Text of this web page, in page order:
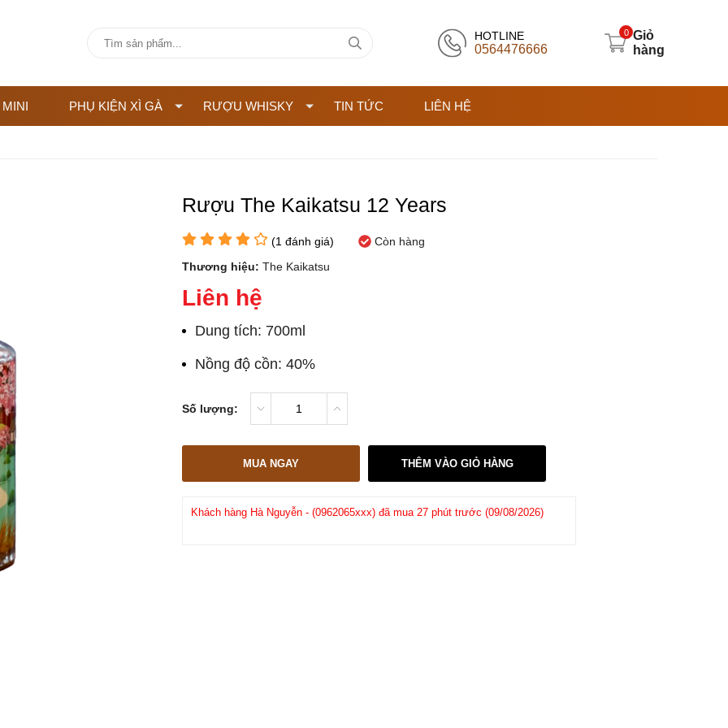
HOTLINE
0564476666
Giỏ
hàng
0
PHỤ KIỆN XÌ GÀ RƯỢU WHISKY TIN TỨC LIÊN HỆ
Rượu The Kaikatsu 12 Years
(1 đánh giá)
Còn hàng
Thương hiệu: The Kaikatsu
Liên hệ
Dung tích: 700ml
Nồng độ cồn: 40%
Số lượng:
MUA NGAY THÊM VÀO GIỎ HÀNG
đã mua 27 phút trước (09/08/2026) Khách hàng Trần Tuấn Sang-(0914408xxx)đã mua 1 day trước (08/08/2026)